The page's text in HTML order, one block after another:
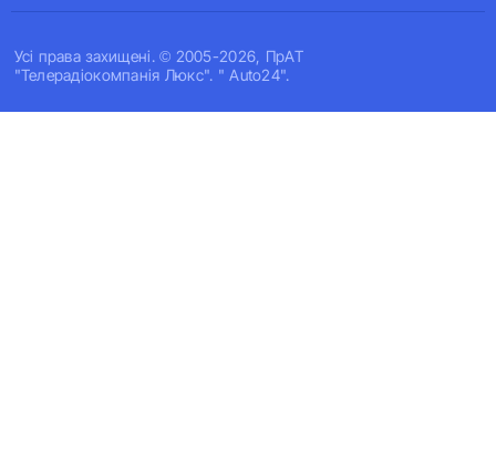
Усi права захищенi. © 2005-2026, ПрАТ
"Телерадіокомпанія Люкс". " Auto24".